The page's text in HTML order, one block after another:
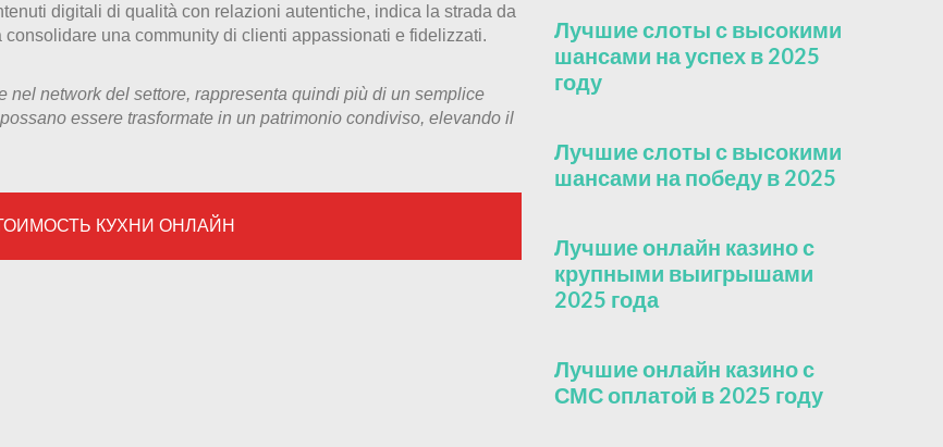
digitali di qualità con relazioni autentiche, indica la strada da
una community di clienti appassionati e fidelizzati.
network del settore, rappresenta quindi più di un semplice
essere trasformate in un patrimonio condiviso, elevando il
КУХНИ ОНЛАЙН
Лучшие слоты с высокими
шансами на успех в 2025
году
Лучшие слоты с высокими
шансами на победу в 2025
Лучшие онлайн казино с
крупными выигрышами
2025 года
Лучшие онлайн казино с
СМС оплатой в 2025 году